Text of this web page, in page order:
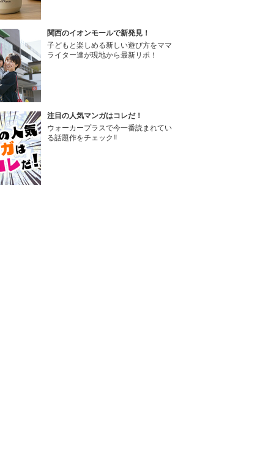
関西のイオンモールで新発見！
子どもと楽しめる新しい遊び方をママ
ライター達が現地から最新リポ！
注目の人気マンガはコレだ！
ウォーカープラスで今一番読まれてい
る話題作をチェック!!